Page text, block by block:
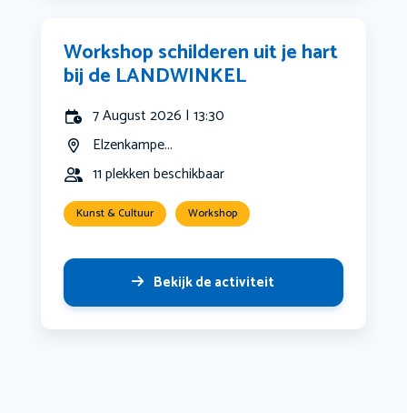
Workshop schilderen uit je hart
bij de LANDWINKEL
7 August 2026 | 13:30
Elzenkampe...
11 plekken beschikbaar
Kunst & Cultuur Workshop
Bekijk de activiteit